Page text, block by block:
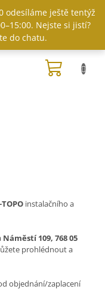
odesíláme ještě tentýž
Nejste si jistí?
do chatu.
instalačního a
Náměstí 109, 768 05
prohlédnout a
objednání/zaplacení